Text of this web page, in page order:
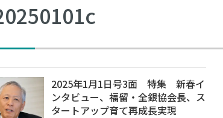
2025年1月1日号3面 特集 新春イ
ンタビュー、福留・全銀協会長、ス
タートアップ育て再成長実現